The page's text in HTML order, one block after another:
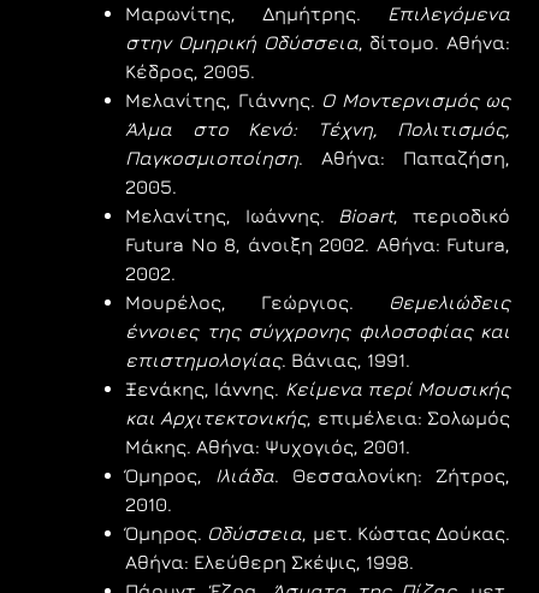
Μαρωνίτης, Δημήτρης.
Επιλεγόμενα
στην Ομηρική Οδύσσεια, δίτομο. Αθήνα:
Κέδρος, 2005.
Μελανίτης, Γιάννης. Ο Μοντερνισμός ως
Άλμα στο Κενό: Τέχνη, Πολιτισμός,
Παγκοσμιοποίηση. Αθήνα: Παπαζήση,
2005.
Μελανίτης, Ιωάννης. Bioart, περιοδικό
Futura No 8, άνοιξη 2002. Αθήνα: Futura,
2002.
Μουρέλος, Γεώργιος.
Θεμελιώδεις
έννοιες της σύγχρονης φιλοσοφίας και
επιστημολογίας. Βάνιας, 1991.
Ξενάκης, Ιάννης. Κείμενα περί Μουσικής
και Αρχιτεκτονικής, επιμέλεια: Σολωμός
Μάκης. Αθήνα: Ψυχογιός, 2001.
Όμηρος,
Ιλιάδα. Θεσσαλονίκη: Ζήτρος,
2010.
Όμηρος. Οδύσσεια, μετ. Κώστας Δούκας.
Αθήνα: Ελεύθερη Σκέψις, 1998.